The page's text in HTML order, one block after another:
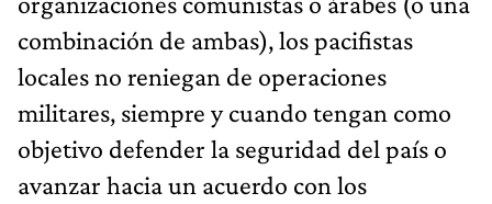
combinación de ambas), los pacifistas
locales no reniegan de operaciones
militares, siempre y cuando tengan como
objetivo defender la seguridad del país o
avanzar hacia un acuerdo con los